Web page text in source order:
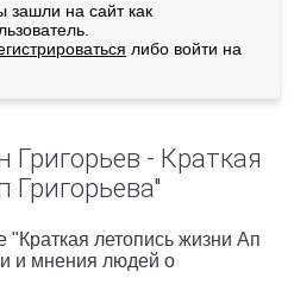
зашли на сайт как
либо войти на
- Краткая
Григорьева"
"Краткая летопись жизни Ап
и мнения людей о